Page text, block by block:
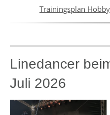
Trainingsplan
Linedancer
Juli 2026